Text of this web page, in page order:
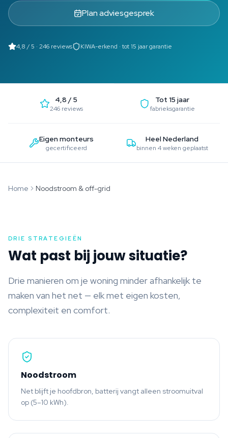
Plan adviesgesprek
4,8 / 5 · 246 reviews KIWA-erkend · tot 15 jaar garantie
4,8 / 5
246 reviews
Tot 15 jaar
fabrieksgarantie
Eigen monteurs
gecertificeerd
Heel Nederland
binnen 4 weken geplaatst
Home Noodstroom & off-grid
DRIE STRATEGIEËN
Wat past bij jouw situatie?
Drie manieren om je woning minder afhankelijk te
maken van het net — elk met eigen kosten,
complexiteit en comfort.
Noodstroom
Net blijft je hoofdbron, batterij vangt alleen stroomuitval
op (5–10 kWh).